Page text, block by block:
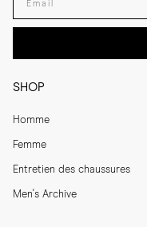
SHOP
Homme
Femme
Entretien des chaussures
Men's Archive